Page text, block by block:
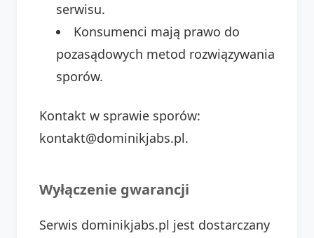
serwisu.
Konsumenci mają prawo do
pozasądowych metod rozwiązywania
sporów.
Kontakt w sprawie sporów:
kontakt@dominikjabs.pl.
Wyłączenie gwarancji
Serwis dominikjabs.pl jest dostarczany